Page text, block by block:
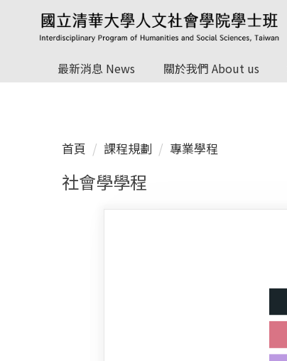
內
最新消息 News 關於我們 About us
首頁 課程規劃 專業學程
社會學學程